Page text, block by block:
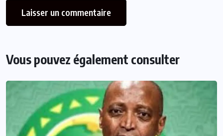
Vous pouvez également consulter